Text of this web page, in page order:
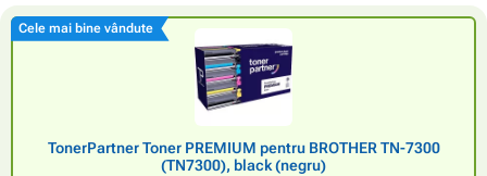
Cele mai bine vândute
TonerPartner Toner PREMIUM pentru BROTHER TN-7300
(TN7300), black (negru)